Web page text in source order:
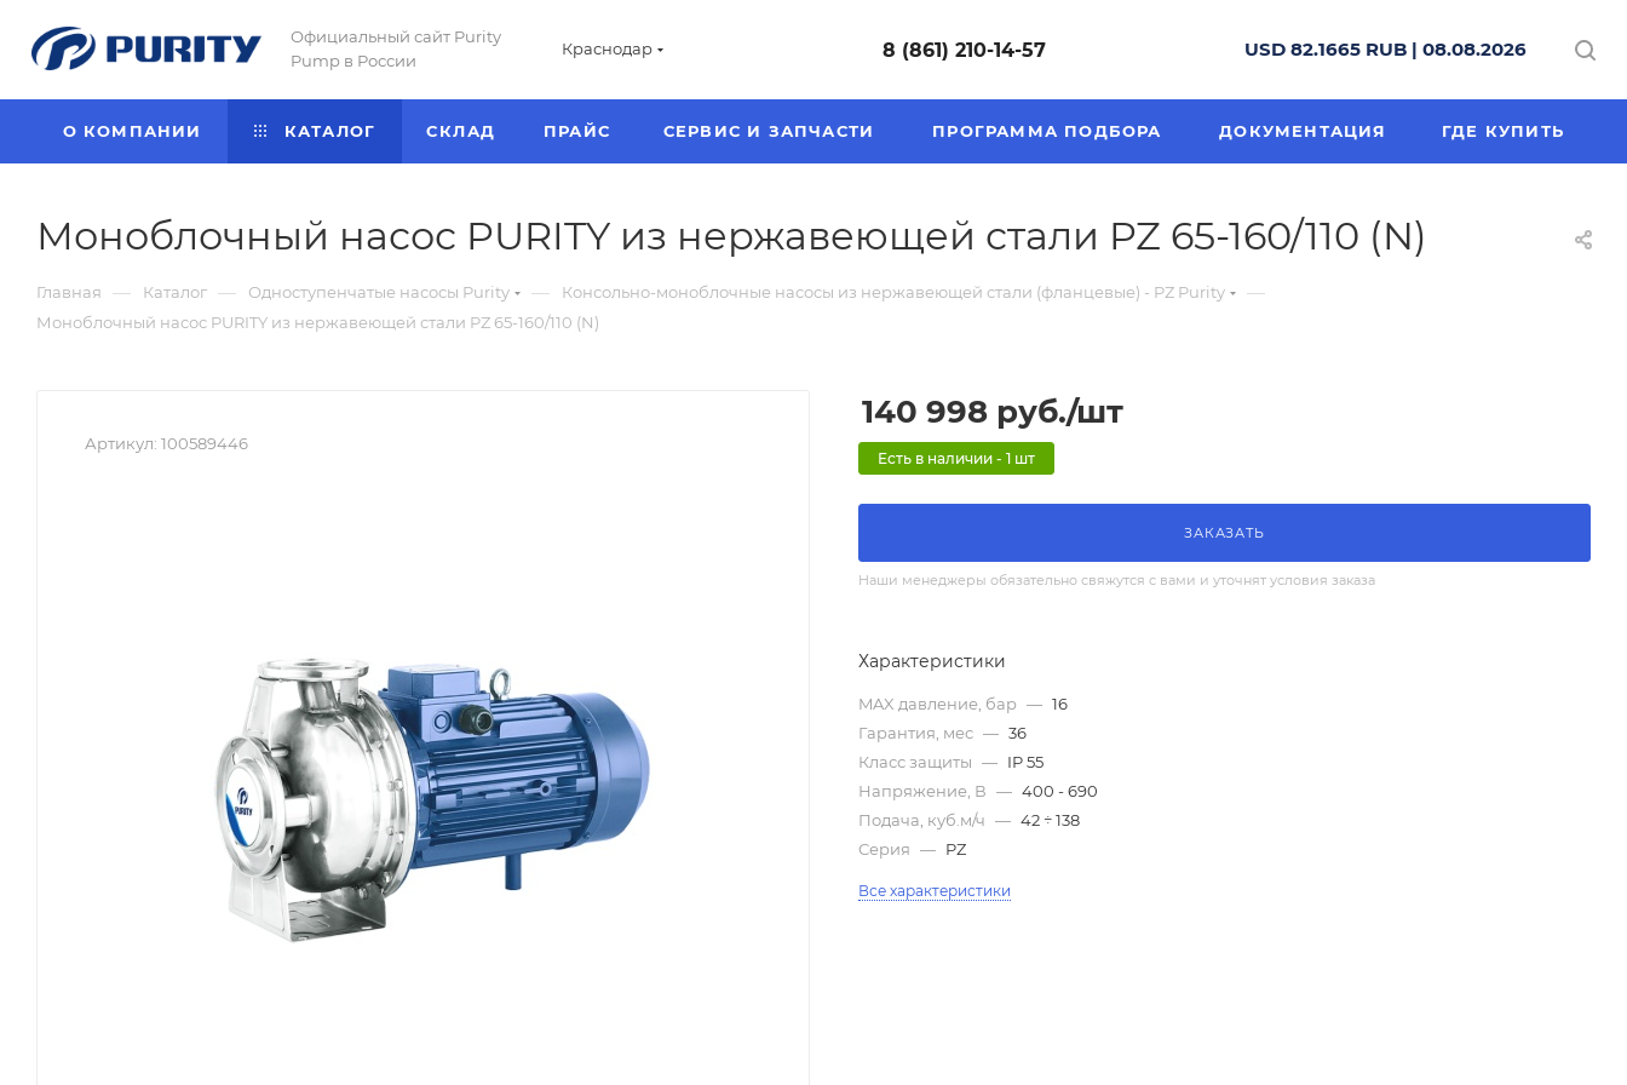
Официальный сайт Purity
Pump в России
Краснодар 8 (861) 210-14-57 USD 82.1665 RUB | 08.08.2026
О КОМПАНИИ КАТАЛОГ CКЛАД ПРАЙС СЕРВИС И ЗАПЧАСТИ ПРОГРАММА ПОДБОРА ДОКУМЕНТАЦИЯ ГДЕ КУПИТЬ
Моноблочный насос PURITY из нержавеющей стали PZ 65-160/110 (N)
Главная — Каталог — Одноступенчатые насосы Purity — Консольно-моноблочные насосы из нержавеющей стали (фланцевые) - PZ Purity —
Моноблочный насос PURITY из нержавеющей стали PZ 65-160/110 (N)
Артикул: 100589446
140 998 руб./шт
Есть в наличии - 1 шт
ЗАКАЗАТЬ
Наши менеджеры обязательно свяжутся с вами и уточнят условия заказа
Характеристики
MAX давление, бар — 16
Гарантия, мес — 36
Класс защиты — IP 55
Напряжение, В — 400 - 690
Подача, куб.м/ч — 42 ÷ 138
Серия — PZ
Все характеристики